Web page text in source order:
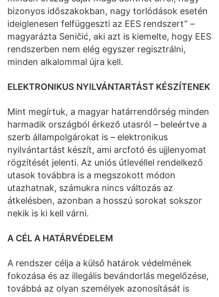
bizonyos időszakokban, nagy torlódások esetén
ideiglenesen felfüggeszti az EES rendszert” –
magyarázta Seničić, aki azt is kiemelte, hogy EES
rendszerben nem elég egyszer regisztrálni,
minden alkalommal újra kell.
ELEKTRONIKUS NYILVÁNTARTÁST KÉSZÍTENEK
Mint megírtuk, a magyar határrendőrség minden
harmadik országból érkező utasról – beleértve a
szerb állampolgárokat is – elektronikus
nyilvántartást készít, ami arcfotó és ujjlenyomat
rögzítését jelenti. Az uniós útlevéllel rendelkező
utasok továbbra is a megszokott módon
utazhatnak, számukra nincs változás az
átkelésben, azonban a hosszú sorokat sokszor
nekik is ki kell várni.
A CÉL A HATÁRVÉDELEM
A rendszer célja a külső határok védelmének
fokozása és az illegális bevándorlás megelőzése,
továbbá az olyan személyek azonosítását is